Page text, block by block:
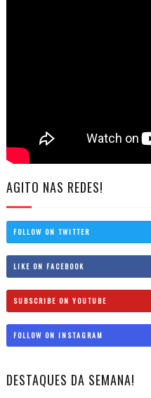
AGITO NAS REDES!
FOLLOW ON TWITTER
LIKE ON FACEBOOK
SUBSCRIBE ON YOUTUBE
FOLLOW ON INSTAGRAM
DESTAQUES DA SEMANA!